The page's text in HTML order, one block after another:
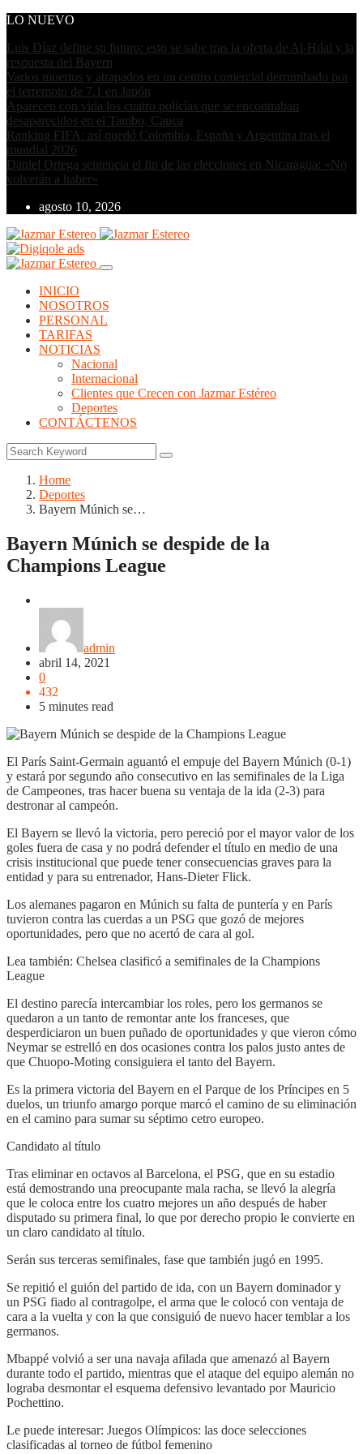
LO NUEVO
Luis Díaz define su futuro: esto se sabe tras la oferta de Al-Hilal y la
respuesta del Bayern
Varios muertos y atrapados en un centro comercial derrumbado por
el terremoto de 7.1 en Japón
Aparecen con vida los cuatro policías que se encontraban
desaparecidos en el Tambo, Cauca
Ranking FIFA: así quedó Colombia, España y Argentina tras el
mundial 2026
Daniel Ortega sentencia el fin de las elecciones en Nicaragua: «No
volverán a haber»
agosto 10, 2026
INICIO
NOSOTROS
PERSONAL
TARIFAS
NOTICIAS
Nacional
Internacional
Clientes que Crecen con Jazmar Estéreo
Deportes
CONTÁCTENOS
Home
Deportes
Bayern Múnich se…
Bayern Múnich se despide de la
Champions League
admin
abril 14, 2021
0
432
5 minutes read
El París Saint-Germain aguantó el empuje del Bayern Múnich (0-1)
y estará por segundo año consecutivo en las semifinales de la Liga
de Campeones, tras hacer buena su ventaja de la ida (2-3) para
destronar al campeón.
El Bayern se llevó la victoria, pero pereció por el mayor valor de los
goles fuera de casa y no podrá defender el título en medio de una
crisis institucional que puede tener consecuencias graves para la
entidad y para su entrenador, Hans-Dieter Flick.
Los alemanes pagaron en Múnich su falta de puntería y en París
tuvieron contra las cuerdas a un PSG que gozó de mejores
oportunidades, pero que no acertó de cara al gol.
Lea también: Chelsea clasificó a semifinales de la Champions
League
El destino parecía intercambiar los roles, pero los germanos se
quedaron a un tanto de remontar ante los franceses, que
desperdiciaron un buen puñado de oportunidades y que vieron cómo
Neymar se estrelló en dos ocasiones contra los palos justo antes de
que Chuopo-Moting consiguiera el tanto del Bayern.
Es la primera victoria del Bayern en el Parque de los Príncipes en 5
duelos, un triunfo amargo porque marcó el camino de su eliminación
en el camino para sumar su séptimo cetro europeo.
Candidato al título
Tras eliminar en octavos al Barcelona, el PSG, que en su estadio
está demostrando una preocupante mala racha, se llevó la alegría
que le coloca entre los cuatro mejores un año después de haber
disputado su primera final, lo que por derecho propio le convierte en
un claro candidato al título.
Serán sus terceras semifinales, fase que también jugó en 1995.
Se repitió el guión del partido de ida, con un Bayern dominador y
un PSG fiado al contragolpe, el arma que le colocó con ventaja de
cara a la vuelta y con la que consiguió de nuevo hacer temblar a los
germanos.
Mbappé volvió a ser una navaja afilada que amenazó al Bayern
durante todo el partido, mientras que el ataque del equipo alemán no
lograba desmontar el esquema defensivo levantado por Mauricio
Pochettino.
Le puede interesar: Juegos Olímpicos: las doce selecciones
clasificadas al torneo de fútbol femenino